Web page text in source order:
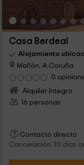
Casa Berdeal
Alojamiento
Mañón, A Coruña
0
Alquiler íntegro
16 personas
Contacto directo
Cancelación 30 días